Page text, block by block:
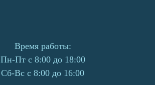
Время работы:
Пн-Пт с 8:00 до 18:00
Сб-Вс с 8:00 до 16:00